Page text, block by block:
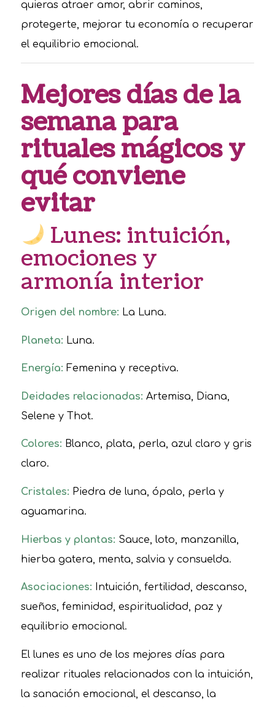
quieras atraer amor, abrir caminos,
protegerte, mejorar tu economía o recuperar
el equilibrio emocional.
Mejores días de la
semana para
rituales mágicos y
qué conviene
evitar
Lunes: intuición,
emociones y
armonía interior
Origen del nombre: La Luna.
Planeta: Luna.
Energía: Femenina y receptiva.
Deidades relacionadas: Artemisa, Diana,
Selene y Thot.
Colores: Blanco, plata, perla, azul claro y gris
claro.
Cristales: Piedra de luna, ópalo, perla y
aguamarina.
Hierbas y plantas: Sauce, loto, manzanilla,
hierba gatera, menta, salvia y consuelda.
Asociaciones: Intuición, fertilidad, descanso,
sueños, feminidad, espiritualidad, paz y
equilibrio emocional.
El lunes es uno de los mejores días para
realizar rituales relacionados con la intuición,
la sanación emocional, el descanso, la